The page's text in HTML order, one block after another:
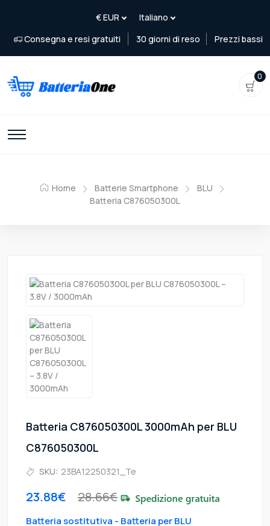
Consegna e resi gratuiti 30 giorni di reso Prezzi bassi
0
Home Batterie Smartphone
BLU
Batteria C876050300L
Batteria C876050300L 3000mAh per BLU
C876050300L
SKU: 23BA12250321_Te
23.88€ 28.66€
Batteria sostitutiva - Batteria per BLU